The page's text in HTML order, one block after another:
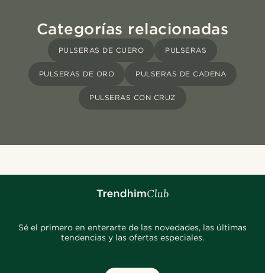
Categorías relacionadas
PULSERAS DE CUERO PULSERAS
PULSERAS DE ORO PULSERAS DE CADENA
PULSERAS CON CRUZ
Sé el primero en enterarte de las novedades, las últimas
tendencias y las ofertas especiales.